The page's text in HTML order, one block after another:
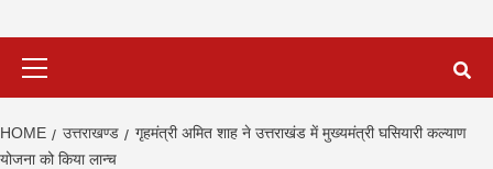
HOME उत्तराखण्ड
गृहमंत्री अमित शाह ने उत्तराखंड में मुख्यमंत्री घसियारी कल्याण
योजना को किया लान्च